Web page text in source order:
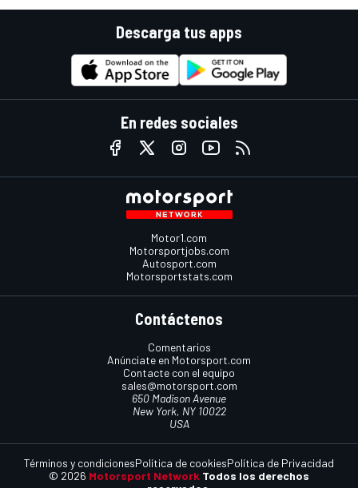
Descarga tus apps
En redes sociales
Motor1.com
Motorsportjobs.com
Autosport.com
Motorsportstats.com
Contáctenos
Comentarios
Anúnciate en Motorsport.com
Contacte con el equipo
sales@motorsport.com
650 Madison Avenue
New York, NY 10022
USA
© 2026 Motorsport Network Todos los derechos
Términos y condicionesPolítica de cookiesPolítica de Privacidad